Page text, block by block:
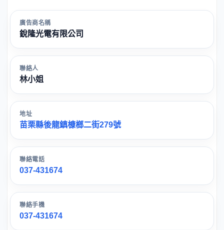
廣告商名稱
銳隆光電有限公司
聯絡人
林小姐
地址
苗栗縣後龍鎮槺榔二街279號
聯絡電話
037-431674
聯絡手機
037-431674